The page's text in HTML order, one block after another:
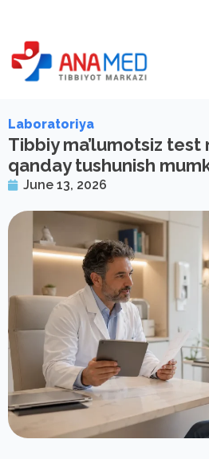
Laboratoriya
Tibbiy ma’lumotsiz test
qanday tushunish
June 13, 2026